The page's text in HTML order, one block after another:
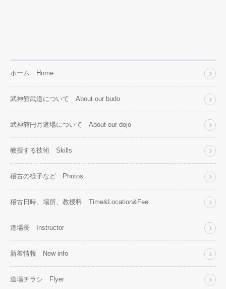
ホーム Home
武神館武道について About our budo
武神館円月道場について About our dojo
教授する技術 Skills
稽古の様子など Photos
稽古日時、場所、教授料 Time&Location&Fee
道場長 Instructor
新着情報 New info
道場チラシ Flyer